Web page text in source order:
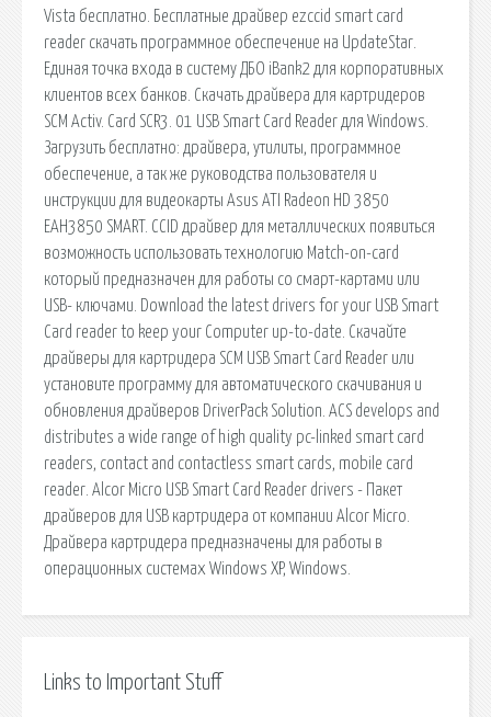
Vista бесплатно. Бесплатные драйвер ezccid smart card
reader скачать программное обеспечение на UpdateStar.
Единая точка входа в систему ДБО iBank2 для корпоративных
клиентов всех банков. Скачать драйвера для картридеров
SCM Activ. Card SCR3. 01 USB Smart Card Reader для Windows.
Загрузить бесплатно: драйвера, утилиты, программное
обеспечение, а так же руководства пользователя и
инструкции для видеокарты Asus ATI Radeon HD 3850
EAH3850 SMART. CCID драйвер для металлических появиться
возможность использовать технологию Match-on-card
который предназначен для работы со смарт-картами или
USB- ключами. Download the latest drivers for your USB Smart
Card reader to keep your Computer up-to-date. Скачайте
драйверы для картридера SCM USB Smart Card Reader или
установите программу для автоматического скачивания и
обновления драйверов DriverPack Solution. ACS develops and
distributes a wide range of high quality pc-linked smart card
readers, contact and contactless smart cards, mobile card
reader. Alcor Micro USB Smart Card Reader drivers - Пакет
драйверов для USB картридера от компании Alcor Micro.
Драйвера картридера предназначены для работы в
операционных системах Windows XP, Windows.
Links to Important Stuff